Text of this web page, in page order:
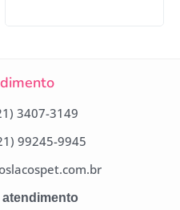
3407-3149
99245-9945
atendimento